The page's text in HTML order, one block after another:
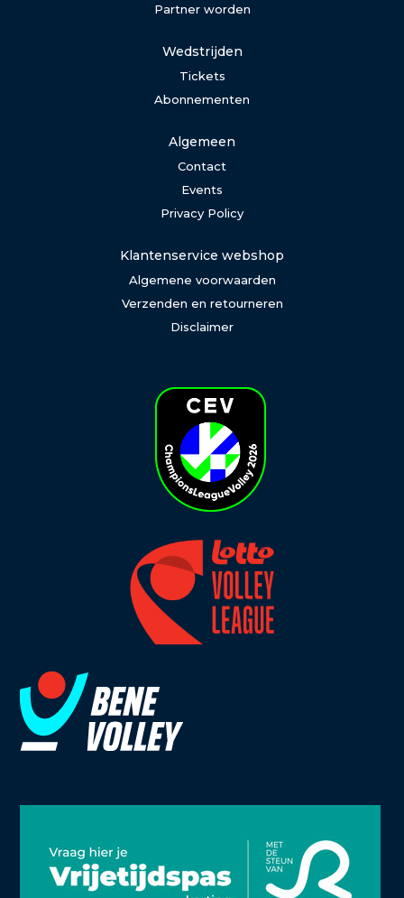
Partner worden
Wedstrijden
Tickets
Abonnementen
Algemeen
Contact
Events
Privacy Policy
Klantenservice webshop
Algemene voorwaarden
Verzenden en retourneren
Disclaimer